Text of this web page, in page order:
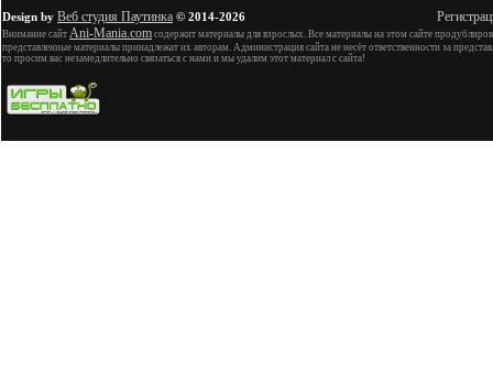
Design by Веб студия Паутинка © 2014-2026
Внимание сайт Ani-Mania.com содержит материалы для взрослых. Все материалы на этом сайте
представленные материалы принадлежат их авторам. Администрация сайта не несёт ответственности за
то просим вас незамедлительно связаться с нами и мы удалим этот материал с сайта!